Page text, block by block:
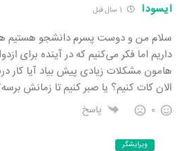
ایسودا
سلام من و دوست پسرم دانشجو هستیم
داریم اما فکر می‌کنیم که در آینده برای
هامون مشکلات زیادی پیش بیاد آیا کار
الان کات کنیم؟ یا صبر کنیم تا زمانش
0 پاسخ
ویرایشگر